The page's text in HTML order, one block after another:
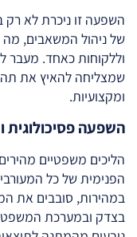
השפעה זו ניכרת לא
של ניהול המשאבים, מה
וללקוחות כאחד. מעבר
שמצליחה להאיץ את
ומקצועיות.
השפעה פסיכולוגית
הליכים משפטיים
הפנימית של כל
במהירות, סובבים את
בצדק ובמערכת